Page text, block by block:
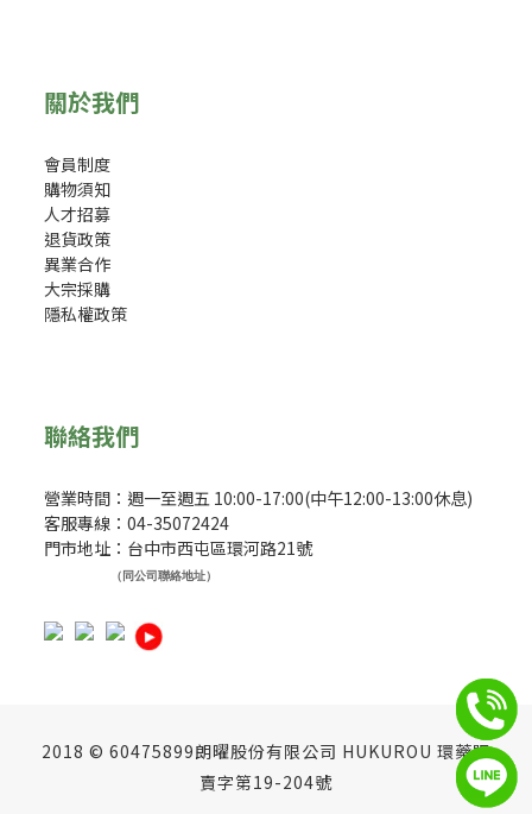
關於我們
會員制度
購物須知
人才招募
退貨政策
異業合作
大宗採購
隱私權政策
聯絡我們
營業時間：週一至週五 10:00-17:00(中午12:00-13:00休息)
客服專線：04-35072424
門市地址：台中市西屯區環河路21號
（同公司聯絡地址）
2018 © 60475899朗曜股份有限公司 HUKUROU 環藥販
賣字第19-204號